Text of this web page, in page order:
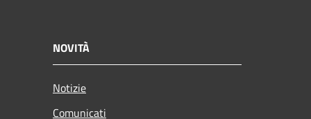
NOVITÀ
Notizie
Comunicati